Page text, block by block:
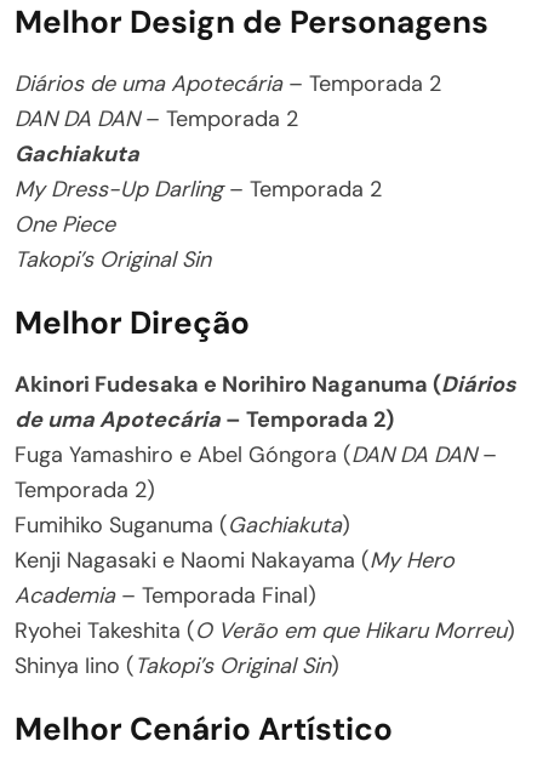
Melhor Design de Personagens
Diários de uma Apotecária– Temporada 2
DAN DA DAN– Temporada 2
Gachiakuta
My Dress-Up Darling– Temporada 2
One Piece
Takopi’s Original Sin
Melhor Direção
Akinori Fudesaka e Norihiro Naganuma (Diários
de uma Apotecária – Temporada 2)
Fuga Yamashiro e Abel Góngora (DAN DA DAN–
Temporada 2)
Fumihiko Suganuma (Gachiakuta)
Kenji Nagasaki e Naomi Nakayama (My Hero
Academia– Temporada Final)
Ryohei Takeshita (O Verão em que Hikaru Morreu)
Shinya Iino (Takopi’s Original Sin)
Melhor Cenário Artístico